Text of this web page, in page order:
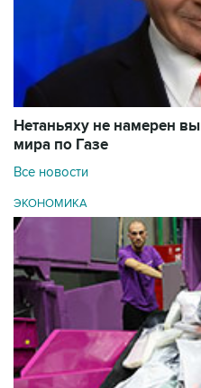
Нетаньяху не намерен
мира по Газе
Все новости
ЭКОНОМИКА